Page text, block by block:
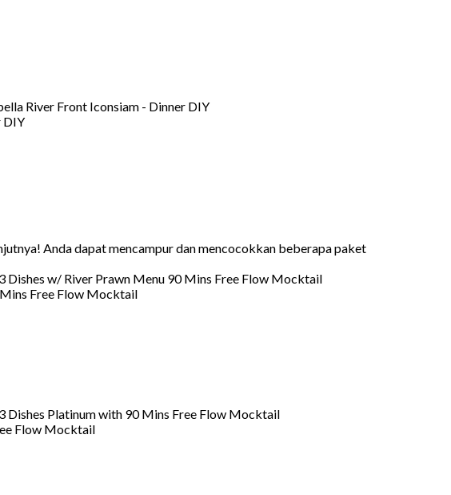
DIY
Anda dapat mencampur dan mencocokkan beberapa paket
Free Flow Mocktail
Flow Mocktail